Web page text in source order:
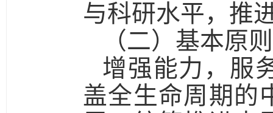
与科研水平，推
（二）基本原
增强能力，服
盖全生命周期的